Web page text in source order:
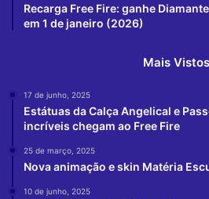
Recarga Free Fire: ganhe
em 1 de janeiro (2026)
Mais Vistos
17 de junho, 2025
Estátuas da Calça Angelical e
incríveis chegam ao Free Fire
25 de março, 2025
Nova animação e skin Matéria
10 de junho, 2025